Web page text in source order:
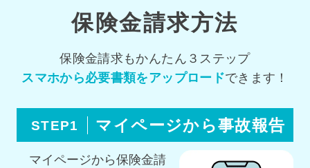
保険金請求方法
保険金請求もかんたん３ステップ
スマホから必要書類をアップロードできます！
STEP1 マイページから事故報告
マイページから保険金請